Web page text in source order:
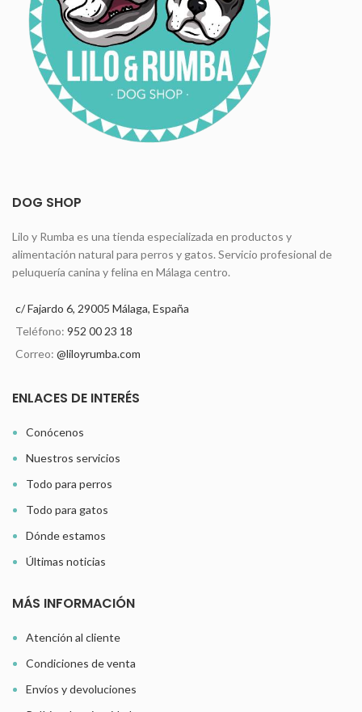
DOG SHOP
Lilo y Rumba es una tienda especializada en productos y
alimentación natural para perros y gatos. Servicio profesional de
peluquería canina y felina en Málaga centro.
c/ Fajardo 6, 29005 Málaga, España
Teléfono: 952 00 23 18
Correo: @liloyrumba.com
ENLACES DE INTERÉS
Conócenos
Nuestros servicios
Todo para perros
Todo para gatos
Dónde estamos
Últimas noticias
MÁS INFORMACIÓN
Atención al cliente
Condiciones de venta
Envíos y devoluciones